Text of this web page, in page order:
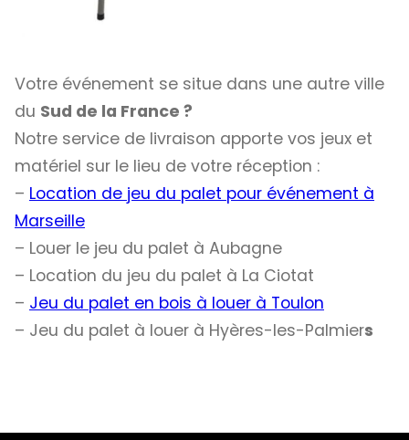
Votre événement se situe dans une autre ville
du Sud de la France ?
Notre service de livraison apporte vos jeux et
matériel sur le lieu de votre réception :
– Location de jeu du palet pour événement à
Marseille
– Louer le jeu du palet à Aubagne
– Location du jeu du palet à La Ciotat
– Jeu du palet en bois à louer à Toulon
– Jeu du palet à louer à Hyères-les-Palmiers